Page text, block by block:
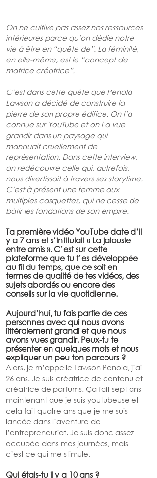
On ne cultive pas assez nos ressources
intérieures parce qu’on dédie notre
vie à être en “quête de”. La féminité,
en elle-même, est le “concept de
matrice créatrice”.
C’est dans cette quête que Penola
Lawson a décidé de construire la
pierre de son propre édifice. On l’a
connue sur YouTube et on l’a vue
grandir dans un paysage qui
manquait cruellement de
représentation. Dans cette interview,
on redécouvre celle qui, autrefois,
nous divertissait à travers ses storytime.
C’est à présent une femme aux
multiples casquettes, qui ne cesse de
bâtir les fondations de son empire.
Ta première vidéo YouTube date d’il
y a 7 ans et s’intitulait « La jalousie
entre amis ». C’est sur cette
plateforme que tu t’es développée
au fil du temps, que ce soit en
termes de qualité de tes vidéos, des
sujets abordés ou encore des
conseils sur la vie quotidienne.
Aujourd’hui, tu fais partie de ces
personnes avec qui nous avons
littéralement grandi et que nous
avons vues grandir. Peux-tu te
présenter en quelques mots et nous
expliquer un peu ton parcours ?
Alors, je m’appelle Lawson Penola, j’ai
26 ans. Je suis créatrice de contenu et
créatrice de parfums. Ça fait sept ans
maintenant que je suis youtubeuse et
cela fait quatre ans que je me suis
lancée dans l’aventure de
l’entrepreneuriat. Je suis donc assez
occupée dans mes journées, mais
c’est ce qui me stimule.
Qui étais-tu il y a 10 ans ?